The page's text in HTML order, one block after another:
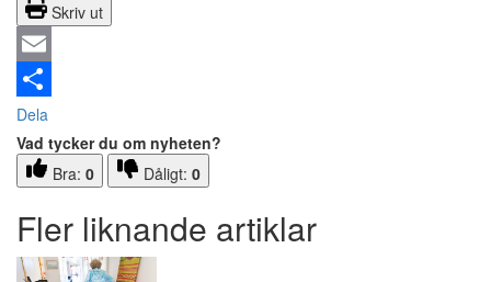
Skriv ut
Email
Dela
Vad tycker du om nyheten?
Bra: 0 Dåligt: 0
Fler liknande artiklar